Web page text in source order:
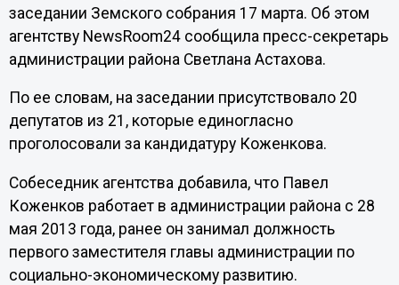
заседании Земского собрания 17 марта. Об этом
агентству NewsRoom24 сообщила пресс-секретарь
администрации района Светлана Астахова.
По ее словам, на заседании присутствовало 20
депутатов из 21, которые единогласно
проголосовали за кандидатуру Коженкова.
Собеседник агентства добавила, что Павел
Коженков работает в администрации района с 28
мая 2013 года, ранее он занимал должность
первого заместителя главы администрации по
социально-экономическому развитию.